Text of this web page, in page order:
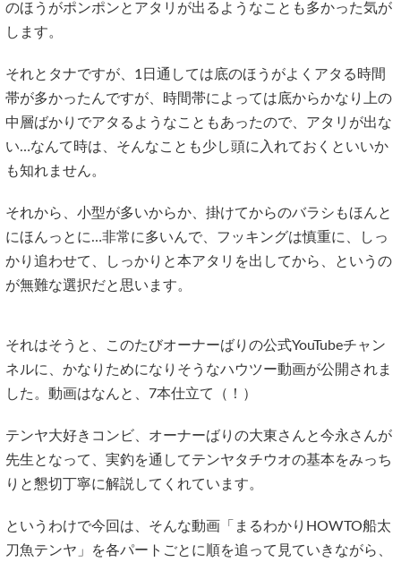
のほうがポンポンとアタリが出るようなことも多かった気が
します。
それとタナですが、1日通しては底のほうがよくアタる時間
帯が多かったんですが、時間帯によっては底からかなり上の
中層ばかりでアタるようなこともあったので、アタリが出な
い…なんて時は、そんなことも少し頭に入れておくといいか
も知れません。
それから、小型が多いからか、掛けてからのバラシもほんと
にほんっとに…非常に多いんで、フッキングは慎重に、しっ
かり追わせて、しっかりと本アタリを出してから、というの
が無難な選択だと思います。
それはそうと、このたびオーナーばりの公式YouTubeチャン
ネルに、かなりためになりそうなハウツー動画が公開されま
した。動画はなんと、7本仕立て（！）
テンヤ大好きコンビ、オーナーばりの大東さんと今永さんが
先生となって、実釣を通してテンヤタチウオの基本をみっち
りと懇切丁寧に解説してくれています。
というわけで今回は、そんな動画「まるわかりHOWTO船太
刀魚テンヤ」を各パートごとに順を追って見ていきながら、